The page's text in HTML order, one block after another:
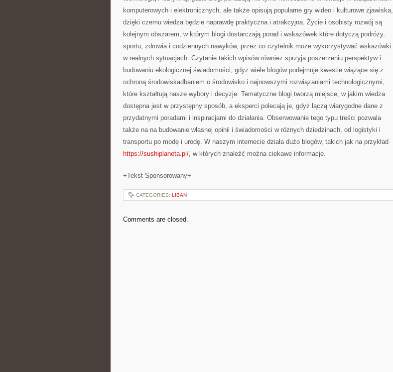
komputerowych i elektronicznych, ale także opisują popularne gry wideo i kulturowe zjawiska,
dzięki czemu wiedza będzie naprawdę praktyczna i atrakcyjna. Życie i osobisty rozwój są
kolejnym obszarem, w którym blogi dostarczają porad i wskazówek które dotyczą podróży,
sportu, zdrowia i codziennych nawyków, przez co czytelnik może wykorzystywać wskazówki
w realnych sytuacjach. Czytanie takich wpisów również sprzyja poszerzeniu perspektyw i
budowaniu ekologicznej świadomości, gdyż wiele blogów podejmuje kwestie wiążące się z
ochroną środowiskadbaniem o środowisko i najnowszymi rozwiązaniami technologicznymi,
które kształtują nasze wybory i decyzje. Tematyczne blogi tworzą miejsce, w jakim wiedza
dostępna jest w przystępny sposób, a eksperci polecają je, gdyż łączą wiarygodne dane z
przydatnymi poradami i inspiracjami do działania. Obserwowanie tego typu treści pozwala
także na na budowanie własnej opinii i świadomości w różnych dziedzinach, od logistyki i
transportu po modę i urodę. W naszym internecie działa dużo blogów, takich jak na przykład
https://sushiplaneta.pl/, w których znaleźć można ciekawe informacje.
+Tekst Sponsorowany+
CATEGORIES: LIBAN
Comments are closed.